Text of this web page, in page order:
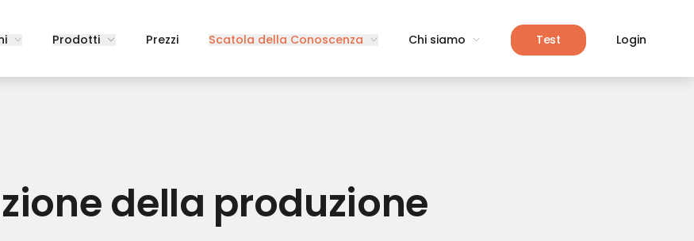
Prodotti Prezzi Scatola della Conoscenza Chi siamo Test Login
della produzione